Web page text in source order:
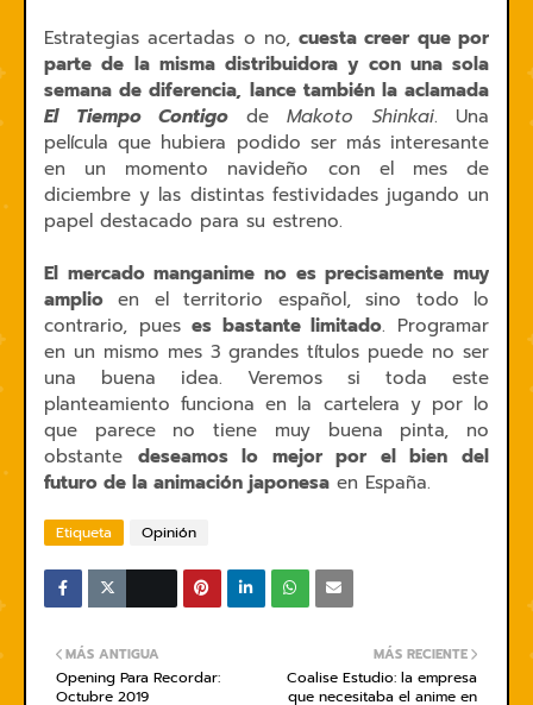
Estrategias acertadas o no,cuesta creer que por
parte de la misma distribuidora y con una sola
semana de diferencia, lance también la aclamada
El Tiempo Contigo
de Makoto Shinkai. Una
película que hubiera podido ser más interesante
en un momento navideño con el mes de
diciembre y las distintas festividades jugando un
papel destacado para su estreno.
El mercado manganime no es precisamente muy
amplio en el territorio español, sino todo lo
contrario, pueses bastante limitado. Programar
en un mismo mes 3 grandes títulos puede no ser
una buena idea. Veremos si toda este
planteamiento funciona en la cartelera y por lo
que parece no tiene muy buena pinta, no
obstante deseamos lo mejor por el bien del
futuro de la animación japonesa en España.
Etiqueta Opinión
MÁS RECIENTE
Coalise Estudio: la empresa
que necesitaba el anime en
MÁS ANTIGUA
Opening Para Recordar:
Octubre 2019